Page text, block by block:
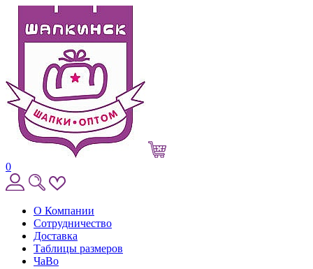
0
О Компании
Сотрудничество
Доставка
Таблицы размеров
ЧаВо